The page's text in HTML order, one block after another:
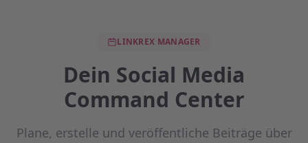
LINKREX MANAGER
Dein Social Media
Command Center
Plane, erstelle und veröffentliche Beiträge über